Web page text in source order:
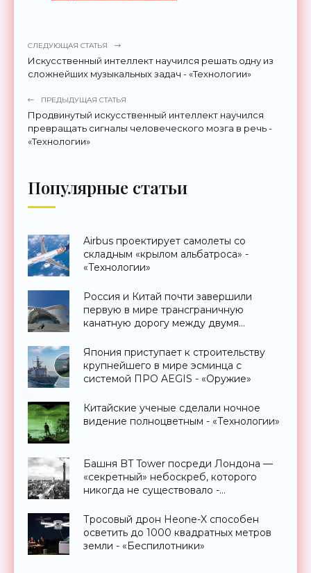
СЛЕДУЮЩАЯ СТАТЬЯ
Искусственный интеллект научился решать одну из
сложнейших музыкальных задач - «Технологии»
ПРЕДЫДУЩАЯ СТАТЬЯ
Продвинутый искусственный интеллект научился
превращать сигналы человеческого мозга в речь -
«Технологии»
Популярные статьи
Airbus проектирует самолеты со
складным «крылом альбатроса» -
«Технологии»
Россия и Китай почти завершили
первую в мире трансграничную
канатную дорогу между двумя
Япония приступает к строительству
крупнейшего в мире эсминца с
системой ПРО AEGIS - «Оружие»
Китайские ученые сделали ночное
видение полноцветным - «Технологии»
Башня BT Tower посреди Лондона —
«секретный» небоскреб, которого
никогда не существовало -
Тросовый дрон Heone-X способен
осветить до 1000 квадратных метров
земли - «Беспилотники»